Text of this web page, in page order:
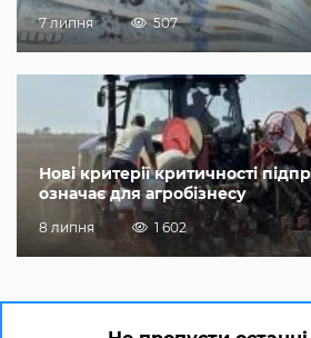
7 липня 507
Нові критерії критичності
означає для агробізнесу
8 липня 1 602